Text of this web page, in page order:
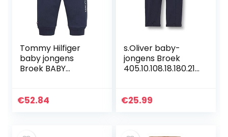
Tommy Hilfiger
baby jongens
Broek BABY
€52.84
s.Oliver baby-
jongens Broek
405.10.108.18.180.210
€25.99